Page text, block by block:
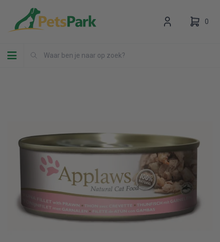
Toggle navigation
0
Vul hem met producten.